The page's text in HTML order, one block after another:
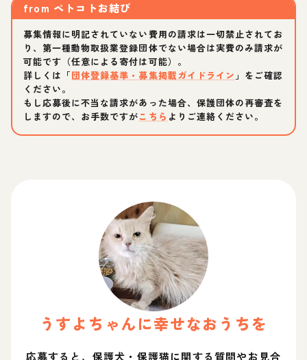
from ペトコトお結び
募集情報に明記されていない費用の請求は一切禁止されてお
り、第一種動物取扱業登録団体でない場合は実費のみ請求が
可能です（任意による寄付は可能）。
詳しくは「団体登録基準・募集掲載ガイドライン 」をご確認
ください。
もし応募後に不当な請求があった場合、保護団体の再審査を
しますので、お手数ですがこちら よりご連絡ください。
うすよ ちゃんに幸せなおうちを
応募すると、保護犬・保護猫に関する質問やお見合